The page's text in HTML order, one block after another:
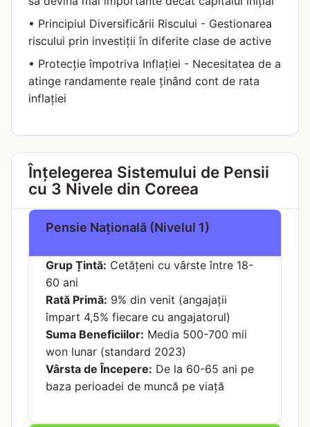
• Principiul Diversificării Riscului - Gestionarea
riscului prin investiții în diferite clase de active
• Protecție împotriva Inflației - Necesitatea de a
atinge randamente reale ținând cont de rata
inflației
Înțelegerea Sistemului de Pensii
cu 3 Nivele din Coreea
Pensie Națională (Nivelul 1)
Grup Țintă: Cetățeni cu vârste între 18-
60 ani
Rată Primă: 9% din venit (angajații
împart 4,5% fiecare cu angajatorul)
Suma Beneficiilor: Media 500-700 mii
won lunar (standard 2023)
Vârsta de Începere: De la 60-65 ani pe
baza perioadei de muncă pe viață